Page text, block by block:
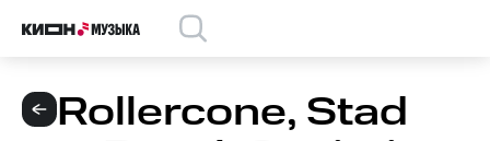
Rollercone, Stad